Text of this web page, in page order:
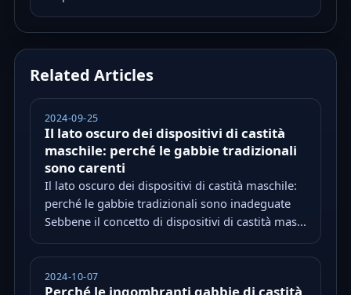
Related Articles
2024-09-25
Il lato oscuro dei dispositivi di castità
maschile: perché le gabbie tradizionali
sono carenti
Il lato oscuro dei dispositivi di castità maschile:
perché le gabbie tradizionali sono inadeguate
Sebbene il concetto di dispositivi di castità mas...
2024-10-07